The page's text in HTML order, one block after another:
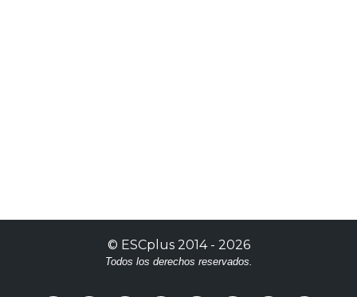
© ESCplus2014 - 2026
Todos los derechos reservados.